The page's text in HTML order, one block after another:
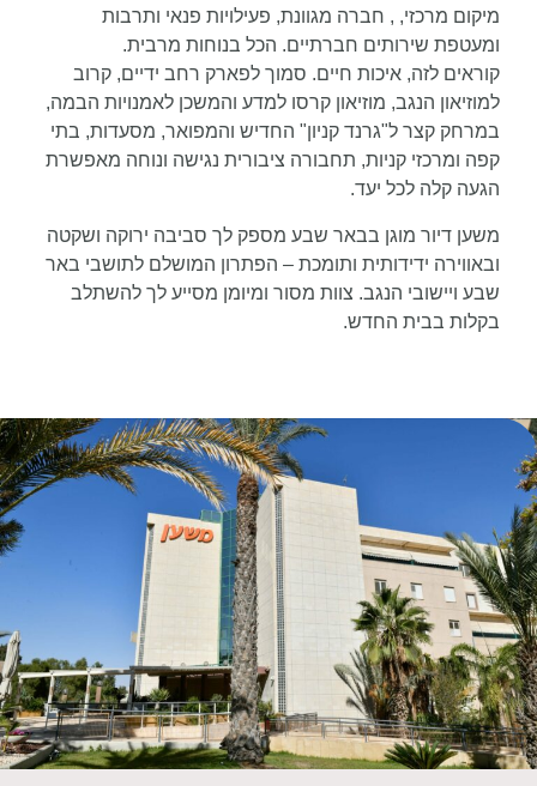
מיקום מרכזי, , חברה מגוונת, פעילויות פנאי ותרבות
ומעטפת שירותים חברתיים. הכל בנוחות מרבית.
קוראים לזה, איכות חיים. סמוך לפארק רחב ידיים, קרוב
למוזיאון הנגב, מוזיאון קרסו למדע והמשכן לאמנויות הבמה,
במרחק קצר ל"גרנד קניון" החדיש והמפואר, מסעדות, בתי
קפה ומרכזי קניות, תחבורה ציבורית נגישה ונוחה מאפשרת
הגעה קלה לכל יעד.
משען דיור מוגן בבאר שבע מספק לך סביבה ירוקה ושקטה
ובאווירה ידידותית ותומכת – הפתרון המושלם לתושבי באר
שבע ויישובי הנגב. צוות מסור ומיומן מסייע לך להשתלב
בקלות בבית החדש.